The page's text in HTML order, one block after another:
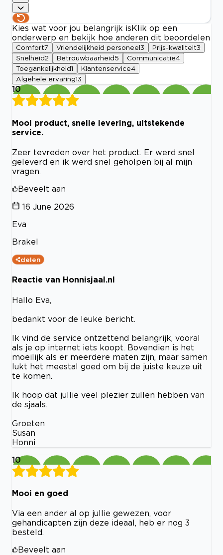
Kies wat voor jou belangrijk is Klik op een
onderwerp en bekijk hoe anderen dit beoordelen
Comfort7 Vriendelijkheid personeel 3 Prijs-kwaliteit3
Snelheid2 Betrouwbaarheid 5 Communicatie4
Toegankelijkheid1 Klantenservice4
Algehele ervaring13
10
Mooi product, snelle levering, uitstekende
service.
Zeer tevreden over het product. Er werd snel
geleverd en ik werd snel geholpen bij al mijn
vragen.
Beveelt aan
16 June 2026
Eva
Brakel
delen
Reactie van Honnisjaal.nl
Hallo Eva,
bedankt voor de leuke bericht.
Ik vind de service ontzettend belangrijk, vooral
als je op internet iets koopt. Bovendien is het
moeilijk als er meerdere maten zijn, maar samen
lukt het meestal goed om bij de juiste keuze uit
te komen.
Ik hoop dat jullie veel plezier zullen hebben van
de sjaals.
Groeten
Susan
Honni
10
Mooi en goed
Via een ander al op jullie gewezen, voor
gehandicapten zijn deze ideaal, heb er nog 3
besteld.
Beveelt aan